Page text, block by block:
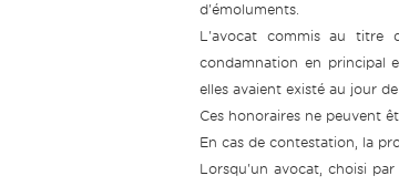
d'émoluments.
L'avocat commis au titre
condamnation en principal
elles avaient existé au jour
Ces honoraires ne peuvent
En cas de contestation, la
Lorsqu'un avocat, choisi